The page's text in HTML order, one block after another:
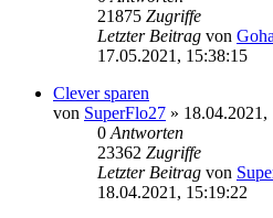
21875 Zugriffe
Letzter Beitrag von
17.05.2021, 15:38:15
Clever sparen
von SuperFlo27 » 18.04.2021,
0 Antworten
23362 Zugriffe
Letzter Beitrag von
18.04.2021, 15:19:22